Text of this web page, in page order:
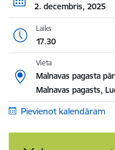
2. decembris, 2025
Laiks
17.30
Vieta
Malnavas pagasta
Malnavas pagasts,
Pievienot kalendāram